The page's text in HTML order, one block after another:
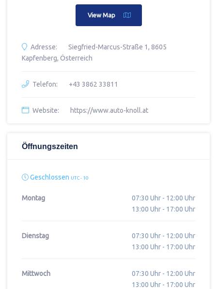
View Map
Adresse:
Siegfried-Marcus-Straße 1, 8605
Kapfenberg, Österreich
Telefon: +43 3862 33811
Website: https://www.auto-knoll.at
Öffnungszeiten
Geschlossen UTC - 10
Montag
07:30 Uhr - 12:00 Uhr
13:00 Uhr - 17:00 Uhr
Dienstag
07:30 Uhr - 12:00 Uhr
13:00 Uhr - 17:00 Uhr
Mittwoch
07:30 Uhr - 12:00 Uhr
13:00 Uhr - 17:00 Uhr